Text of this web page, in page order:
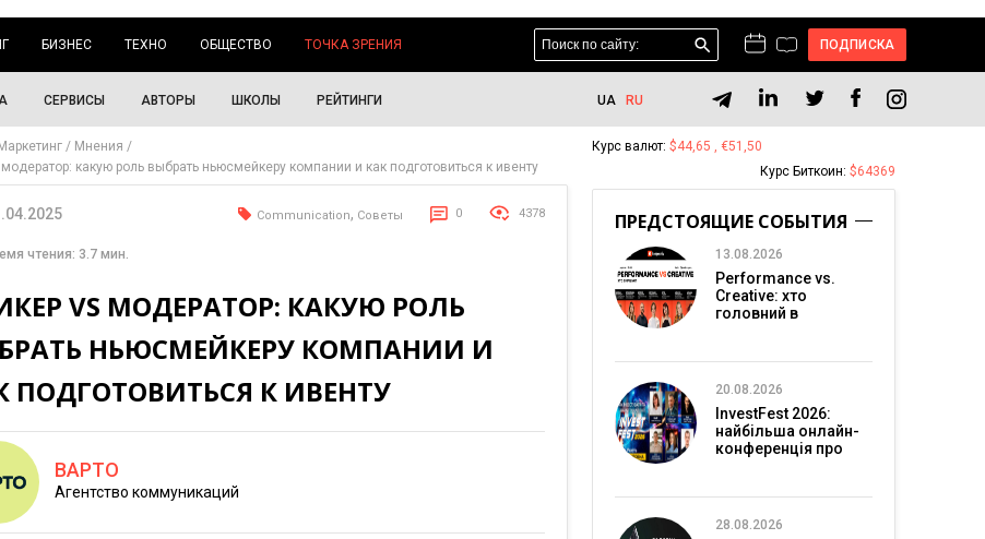
БИЗНЕС ТЕХНО ОБЩЕСТВО ТОЧКА ЗРЕНИЯ ПОДПИСКА
СЕРВИСЫ АВТОРЫ ШКОЛЫ РЕЙТИНГИ UA RU
Маркетинг
Мнения
какую роль выбрать ньюсмейкеру компании и как подготовиться к ивенту
Communication, Советы 0 4378
чтения: 3.7 мин.
VS МОДЕРАТОР: КАКУЮ РОЛЬ
НЬЮСМЕЙКЕРУ КОМПАНИИ И
ПОДГОТОВИТЬСЯ К ИВЕНТУ
ВАРТО
Агентство коммуникаций
Курс валют: $44,65 , €51,50
Курс Биткоин: $64369
ПРЕДСТОЯЩИЕ СОБЫТИЯ
13.08.2026
Performance vs.
Creative: хто
головний в
20.08.2026
InvestFest 2026:
найбільша онлайн-
конференція про
28.08.2026